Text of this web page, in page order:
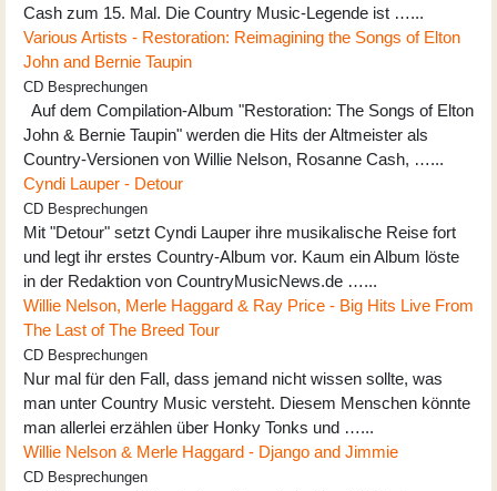
Cash zum 15. Mal. Die Country Music-Legende ist …...
Various Artists - Restoration: Reimagining the Songs of Elton
John and Bernie Taupin
CD Besprechungen
Auf dem Compilation-Album "Restoration: The Songs of Elton
John & Bernie Taupin" werden die Hits der Altmeister als
Country-Versionen von Willie Nelson, Rosanne Cash, …...
Cyndi Lauper - Detour
CD Besprechungen
Mit "Detour" setzt Cyndi Lauper ihre musikalische Reise fort
und legt ihr erstes Country-Album vor. Kaum ein Album löste
in der Redaktion von CountryMusicNews.de …...
Willie Nelson, Merle Haggard & Ray Price - Big Hits Live From
The Last of The Breed Tour
CD Besprechungen
Nur mal für den Fall, dass jemand nicht wissen sollte, was
man unter Country Music versteht. Diesem Menschen könnte
man allerlei erzählen über Honky Tonks und …...
Willie Nelson & Merle Haggard - Django and Jimmie
CD Besprechungen